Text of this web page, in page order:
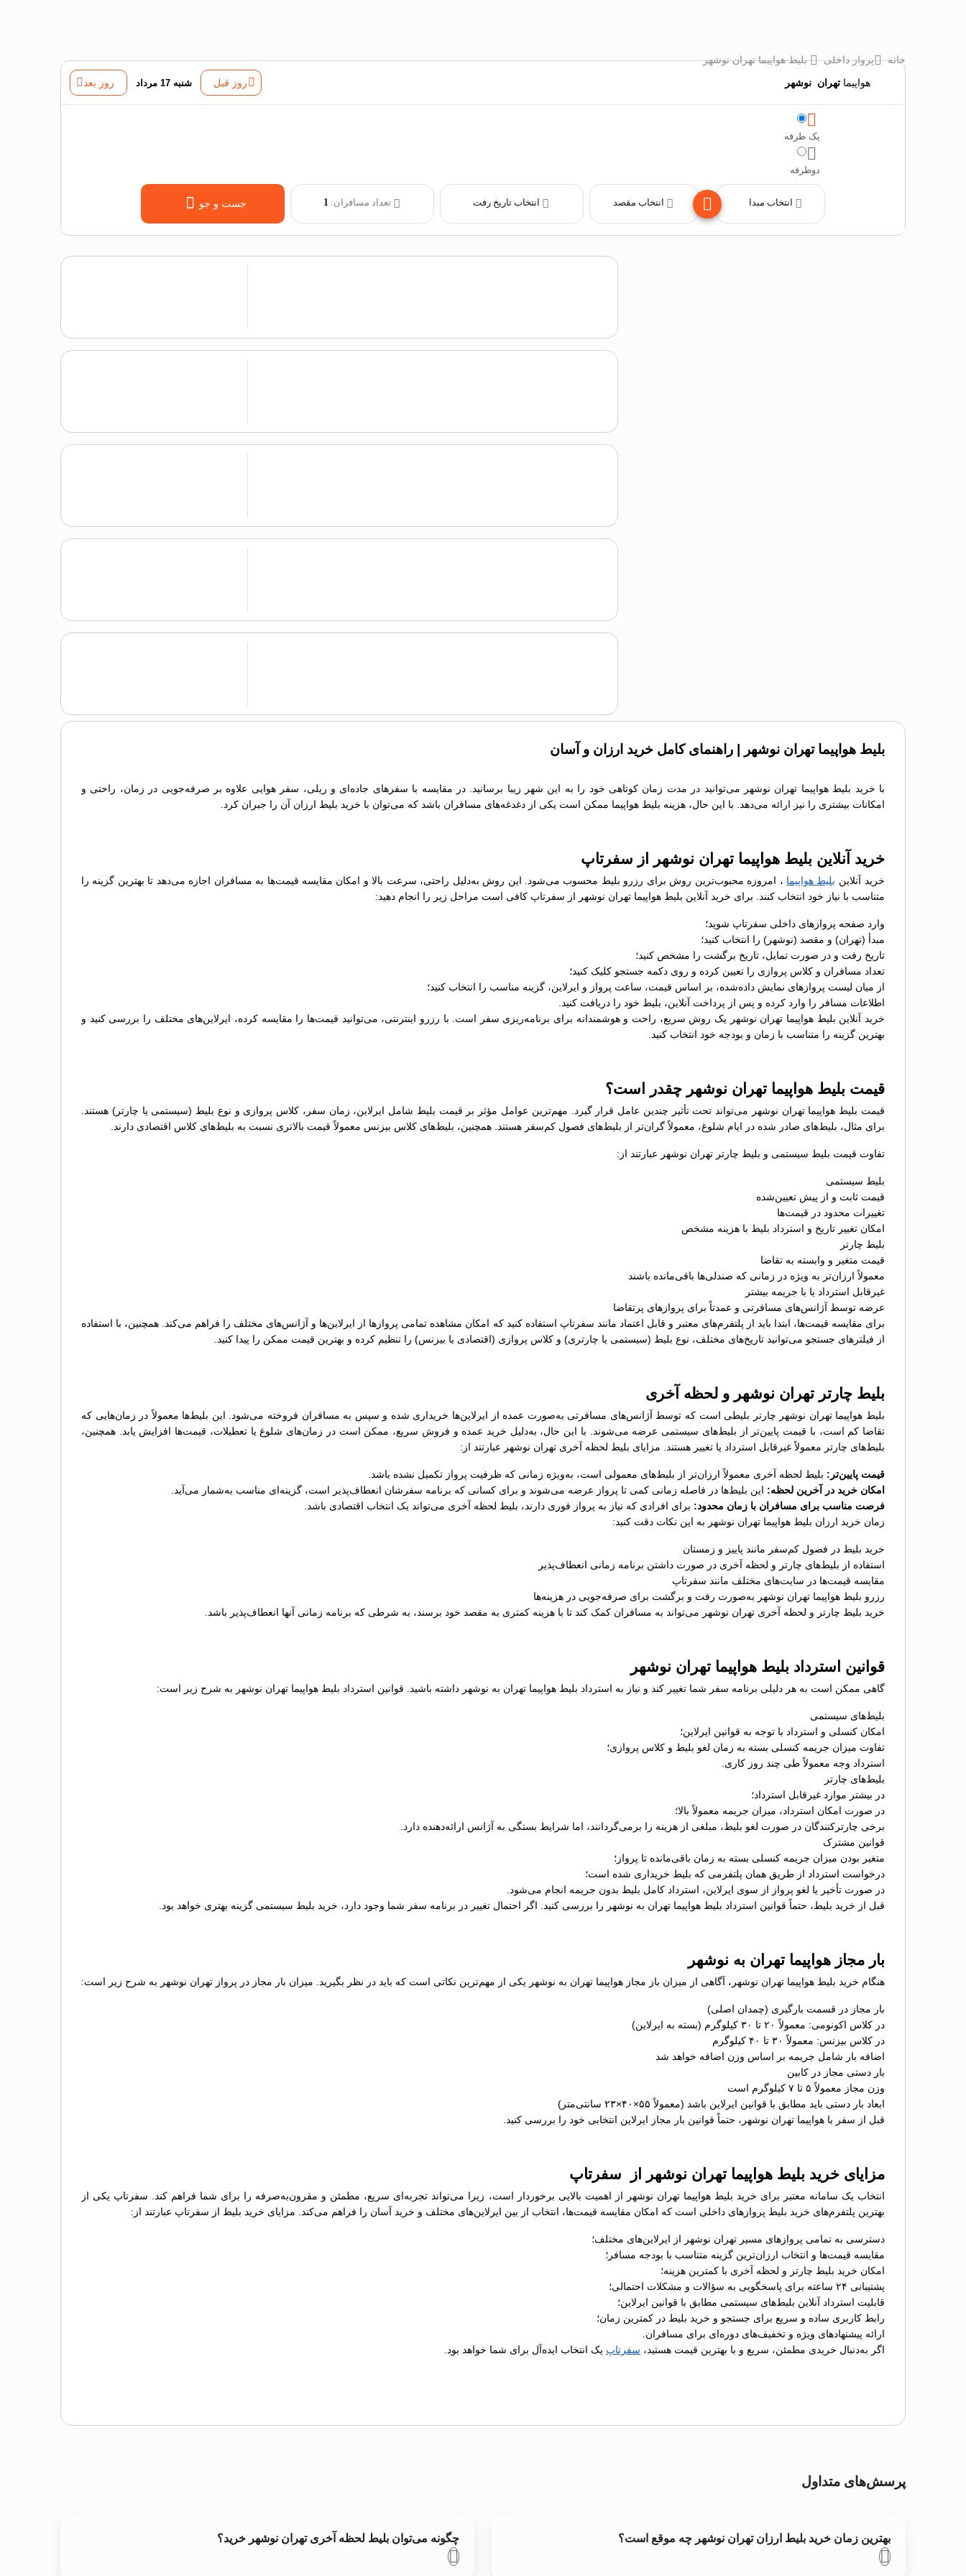
خانه پرواز داخلی
بلیط هواپیما تهران نوشهر
هواپیما تهران نوشهر روز قبل شنبه 17 مرداد روز بعد
یک طرفه
دوطرفه
انتخاب مبدا انتخاب مقصد تعداد مسافران:1 جست و جو
بلیط هواپیما تهران نوشهر | راهنمای کامل خرید ارزان و آسان
با خرید بلیط هواپیما تهران نوشهر می‌توانید در مدت زمان کوتاهی خود را به این شهر زیبا برسانید. در مقایسه با سفرهای جاده‌ای و ریلی، سفر هوایی علاوه بر صرفه‌جویی در زمان، راحتی و
امکانات بیشتری را نیز ارائه می‌دهد. با این حال، هزینه بلیط هواپیما ممکن است یکی از دغدغه‌های مسافران باشد که می‌توان با خرید بلیط ارزان آن را جبران کرد.
خرید آنلاین بلیط هواپیما تهران نوشهر از سفرتاپ
خرید آنلاین بلیط هواپیما ، امروزه محبوب‌ترین روش برای رزرو بلیط محسوب می‌شود. این روش به‌دلیل راحتی، سرعت بالا و امکان مقایسه قیمت‌ها به مسافران اجازه می‌دهد تا بهترین گزینه را
متناسب با نیاز خود انتخاب کنند. برای خرید آنلاین بلیط هواپیما تهران نوشهر از سفرتاپ کافی است مراحل زیر را انجام دهید:
وارد صفحه پروازهای داخلی سفرتاپ شوید؛
مبدأ (تهران) و مقصد (نوشهر) را انتخاب کنید؛
تاریخ رفت و در صورت تمایل، تاریخ برگشت را مشخص کنید؛
تعداد مسافران و کلاس پروازی را تعیین کرده و روی دکمه جستجو کلیک کنید؛
از میان لیست پروازهای نمایش داده‌شده، بر اساس قیمت، ساعت پرواز و ایرلاین، گزینه مناسب را انتخاب کنید؛
اطلاعات مسافر را وارد کرده و پس از پرداخت آنلاین، بلیط خود را دریافت کنید.
خرید آنلاین بلیط هواپیما تهران نوشهر یک روش سریع، راحت و هوشمندانه برای برنامه‌ریزی سفر است. با رزرو اینترنتی، می‌توانید قیمت‌ها را مقایسه کرده، ایرلاین‌های مختلف را بررسی کنید و
بهترین گزینه را متناسب با زمان و بودجه خود انتخاب کنید.
قیمت بلیط هواپیما تهران نوشهر چقدر است؟
قیمت بلیط هواپیما تهران نوشهر می‌تواند تحت تأثیر چندین عامل قرار گیرد. مهم‌ترین عوامل مؤثر بر قیمت بلیط شامل ایرلاین، زمان سفر، کلاس پروازی و نوع بلیط (سیستمی یا چارتر) هستند.
برای مثال، بلیط‌های صادر شده در ایام شلوغ، معمولاً گران‌تر از بلیط‌های فصول کم‌سفر هستند. همچنین، بلیط‌های کلاس بیزنس معمولاً قیمت بالاتری نسبت به بلیط‌های کلاس اقتصادی دارند.
تفاوت قیمت بلیط سیستمی و بلیط چارتر تهران نوشهر عبارتند از:
بلیط سیستمی
قیمت ثابت و از پیش تعیین‌شده
تغییرات محدود در قیمت‌ها
امکان تغییر تاریخ و استرداد بلیط با هزینه مشخص
بلیط چارتر
قیمت متغیر و وابسته به تقاضا
معمولاً ارزان‌تر به ویژه در زمانی که صندلی‌ها باقی‌مانده باشند
غیرقابل استرداد یا با جریمه بیشتر
عرضه توسط آژانس‌های مسافرتی و عمدتاً برای پروازهای پرتقاضا
برای مقایسه قیمت‌ها، ابتدا باید از پلتفرم‌های معتبر و قابل اعتماد مانند سفرتاپ استفاده کنید که امکان مشاهده تمامی پروازها از ایرلاین‌ها و آژانس‌های مختلف را فراهم می‌کند. همچنین، با استفاده
از فیلترهای جستجو می‌توانید تاریخ‌های مختلف، نوع بلیط (سیستمی یا چارتری) و کلاس پروازی (اقتصادی یا بیزنس) را تنظیم کرده و بهترین قیمت ممکن را پیدا کنید.
بلیط چارتر تهران نوشهر و لحظه آخری
بلیط هواپیما تهران نوشهر چارتر بلیطی است که توسط آژانس‌های مسافرتی به‌صورت عمده از ایرلاین‌ها خریداری شده و سپس به مسافران فروخته می‌شود. این بلیط‌ها معمولاً در زمان‌هایی که
تقاضا کم است، با قیمت پایین‌تر از بلیط‌های سیستمی عرضه می‌شوند. با این حال، به‌دلیل خرید عمده و فروش سریع، ممکن است در زمان‌های شلوغ یا تعطیلات، قیمت‌ها افزایش یابد. همچنین،
بلیط‌های چارتر معمولاً غیرقابل استرداد یا تغییر هستند. مزایای بلیط لحظه آخری تهران نوشهر عبارتند از:
قیمت پایین‌تر: بلیط لحظه آخری معمولاً ارزان‌تر از بلیط‌های معمولی است، به‌ویژه زمانی که ظرفیت پرواز تکمیل نشده باشد.
امکان خرید در آخرین لحظه: این بلیط‌ها در فاصله زمانی کمی تا پرواز عرضه می‌شوند و برای کسانی که برنامه سفرشان انعطاف‌پذیر است، گزینه‌ای مناسب به‌شمار می‌آید.
فرصت مناسب برای مسافران با زمان محدود: برای افرادی که نیاز به پرواز فوری دارند، بلیط لحظه آخری می‌تواند یک انتخاب اقتصادی باشد.
زمان خرید ارزان بلیط هواپیما تهران نوشهر به این نکات دقت کنید:
خرید بلیط در فصول کم‌سفر مانند پاییز و زمستان
استفاده از بلیط‌های چارتر و لحظه آخری در صورت داشتن برنامه زمانی انعطاف‌پذیر
مقایسه قیمت‌ها در سایت‌های مختلف مانند سفرتاپ
رزرو بلیط هواپیما تهران نوشهر به‌صورت رفت و برگشت برای صرفه‌جویی در هزینه‌ها
خرید بلیط چارتر و لحظه آخری تهران نوشهر می‌تواند به مسافران کمک کند تا با هزینه کمتری به مقصد خود برسند، به شرطی که برنامه زمانی آنها انعطاف‌پذیر باشد.
قوانین استرداد بلیط هواپیما تهران نوشهر
گاهی ممکن است به هر دلیلی برنامه سفر شما تغییر کند و نیاز به استرداد بلیط هواپیما تهران به نوشهر داشته باشید. قوانین استرداد بلیط هواپیما تهران نوشهر به شرح زیر است:
بلیط‌های سیستمی
امکان کنسلی و استرداد با توجه به قوانین ایرلاین؛
تفاوت میزان جریمه کنسلی بسته به زمان لغو بلیط و کلاس پروازی؛
استرداد وجه معمولاً طی چند روز کاری.
بلیط‌های چارتر
در بیشتر موارد غیرقابل استرداد؛
در صورت امکان استرداد، میزان جریمه معمولاً بالا؛
برخی چارترکنندگان در صورت لغو بلیط، مبلغی از هزینه را برمی‌گردانند، اما شرایط بستگی به آژانس ارائه‌دهنده دارد.
قوانین مشترک
متغیر بودن میزان جریمه کنسلی بسته به زمان باقی‌مانده تا پرواز؛
درخواست استرداد از طریق همان پلتفرمی که بلیط خریداری شده است؛
در صورت تأخیر یا لغو پرواز از سوی ایرلاین، استرداد کامل بلیط بدون جریمه انجام می‌شود.
قبل از خرید بلیط، حتماً قوانین استرداد بلیط هواپیما تهران به نوشهر را بررسی کنید. اگر احتمال تغییر در برنامه سفر شما وجود دارد، خرید بلیط سیستمی گزینه بهتری خواهد بود.
بار مجاز هواپیما تهران به نوشهر
هنگام خرید بلیط هواپیما تهران نوشهر، آگاهی از میزان باز مجاز هواپیما تهران به نوشهر یکی از مهم‌ترین نکاتی است که باید در نظر بگیرید. میزان بار مجاز در پرواز تهران نوشهر به شرح زیر است:
بار مجاز در قسمت بارگیری (چمدان اصلی)
در کلاس اکونومی: معمولاً ۲۰ تا ۳۰ کیلوگرم (بسته به ایرلاین)
در کلاس بیزنس: معمولاً ۳۰ تا ۴۰ کیلوگرم
اضافه بار شامل جریمه بر اساس وزن اضافه خواهد شد
بار دستی مجاز در کابین
وزن مجاز معمولاً ۵ تا ۷ کیلوگرم است
ابعاد بار دستی باید مطابق با قوانین ایرلاین باشد (معمولاً ۵۵×۴۰×۲۳ سانتی‌متر)
قبل از سفر با هواپیما تهران نوشهر، حتماً قوانین بار مجاز ایرلاین انتخابی خود را بررسی کنید.
مزایای خرید بلیط هواپیما تهران نوشهر از سفرتاپ
انتخاب یک سامانه معتبر برای خرید بلیط هواپیما تهران نوشهر از اهمیت بالایی برخوردار است، زیرا می‌تواند تجربه‌ای سریع، مطمئن و مقرون‌به‌صرفه را برای شما فراهم کند. سفرتاپ یکی از
بهترین پلتفرم‌های خرید بلیط پروازهای داخلی است که امکان مقایسه قیمت‌ها، انتخاب از بین ایرلاین‌های مختلف و خرید آسان را فراهم می‌کند. مزایای خرید بلیط از سفرتاپ عبارتند از:
دسترسی به تمامی پروازهای مسیر تهران نوشهر از ایرلاین‌های مختلف؛
مقایسه قیمت‌ها و انتخاب ارزان‌ترین گزینه متناسب با بودجه مسافر؛
امکان خرید بلیط چارتر و لحظه آخری با کمترین هزینه؛
پشتیبانی ۲۴ ساعته برای پاسخگویی به سؤالات و مشکلات احتمالی؛
قابلیت استرداد آنلاین بلیط‌های سیستمی مطابق با قوانین ایرلاین؛
رابط کاربری ساده و سریع برای جستجو و خرید بلیط در کمترین زمان؛
ارائه پیشنهادهای ویژه و تخفیف‌های دوره‌ای برای مسافران.
اگر به‌دنبال خریدی مطمئن، سریع و با بهترین قیمت هستید، سفرتاپ یک انتخاب ایده‌آل برای شما خواهد بود.
پرسش‌های متداول
بهترین زمان خرید بلیط ارزان تهران نوشهر چه موقع است؟ چگونه می‌توان بلیط لحظه آخری تهران نوشهر خرید؟